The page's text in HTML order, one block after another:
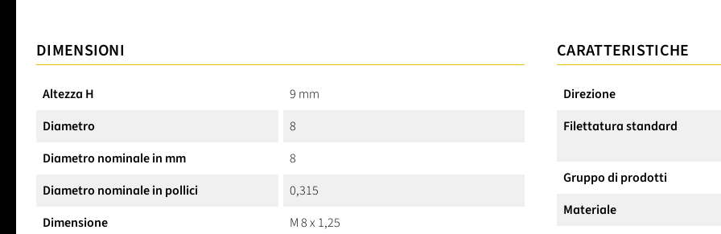
DIMENSIONI
Altezza H
9 mm
Diametro
8
Diametro nominale in mm
8
Diametro nominale in pollici
0,315
Dimensione
M 8 x 1,25
CARATTERISTICHE
Direzione
Filettatura standard
Gruppo di prodotti
Materiale